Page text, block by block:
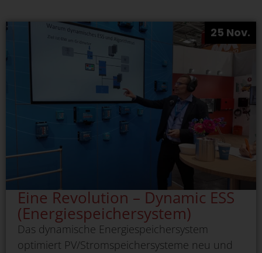
25 Nov.
Eine Revolution – Dynamic ESS
(Energiespeichersystem)
Das dynamische Energiespeichersystem
optimiert PV/Stromspeichersysteme neu und